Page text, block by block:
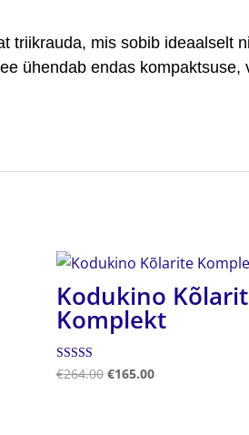
triikrauda, mis sobib ideaalselt
ühendab endas
Kodukino
Komplekt
Hinnanguga
5.00
€264.00 €165.00